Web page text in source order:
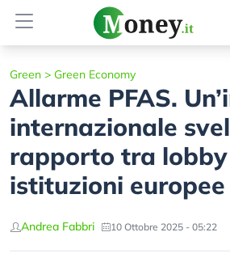
Green > Green Economy
Allarme PFAS.
internazionale
rapporto tra
istituzioni europee
Andrea Fabbri 10 Ottobre 2025 - 05:22